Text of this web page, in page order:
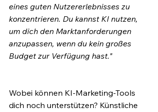
eines guten Nutzererlebnisses zu
konzentrieren. Du kannst KI nutzen,
um dich den Marktanforderungen
anzupassen, wenn du kein großes
Budget zur Verfügung hast."
Wobei können KI-Marketing-Tools
dich noch unterstützen? Künstliche